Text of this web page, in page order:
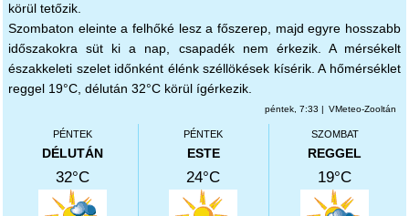
körül tetőzik.
Szombaton eleinte a felhőké lesz a főszerep, majd egyre hosszabb
időszakokra süt ki a nap, csapadék nem érkezik. A mérsékelt
északkeleti szelet időnként élénk széllökések kísérik. A hőmérséklet
reggel 19°C, délután 32°C körül ígérkezik.
VMeteo-Zooltán
péntek, 7:33 |
PÉNTEK
DÉLUTÁN
32°C
PÉNTEK
ESTE
24°C
SZOMBAT
REGGEL
19°C